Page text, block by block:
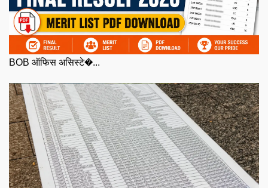
BOB ऑफिस असिस्टे�...